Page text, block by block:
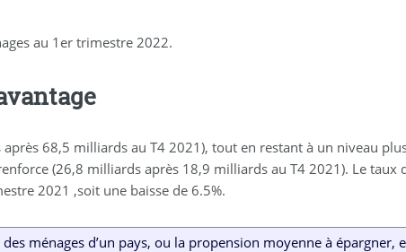
au 1er trimestre 2022.
68,5 milliards au T4 2021), tout en restant à un niveau
(26,8 milliards après 18,9 milliards au T4 2021). Le taux
2021 ,soit une baisse de 6.5%.
ménages d’un pays, ou la propension moyenne à épargner,